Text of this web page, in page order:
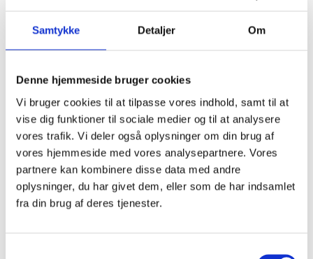
Samtykke Detaljer Om
Denne hjemmeside bruger cookies
Vi bruger cookies til at tilpasse vores indhold, samt til at
vise dig funktioner til sociale medier og til at analysere
vores trafik. Vi deler også oplysninger om din brug af
vores hjemmeside med vores analysepartnere. Vores
partnere kan kombinere disse data med andre
oplysninger, du har givet dem, eller som de har indsamlet
fra din brug af deres tjenester.
Tidligere kurser
Værd at vide
Vejen til det gode samarbejde
Introduktion til medicinsk udstyr
Introduktion til medicinsk udstyr og CE-mærkning
Krise, kommandoveje og kommunikation
Projektcases
Projektcases til Samarbejdet i sundhedssektoren
Sådan skaber du psykologisk trygge grupper
Sundhedsinnovation, der gør gavn
Vælg det rette samarbejde